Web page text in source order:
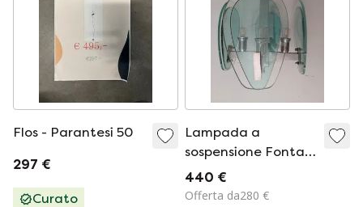
Flos - Parantesi 50
297 €
Curato
Lampada a
sospensione Fonta
Arte in vetro
turchese, anni '70
440 €
Offerta da280 €